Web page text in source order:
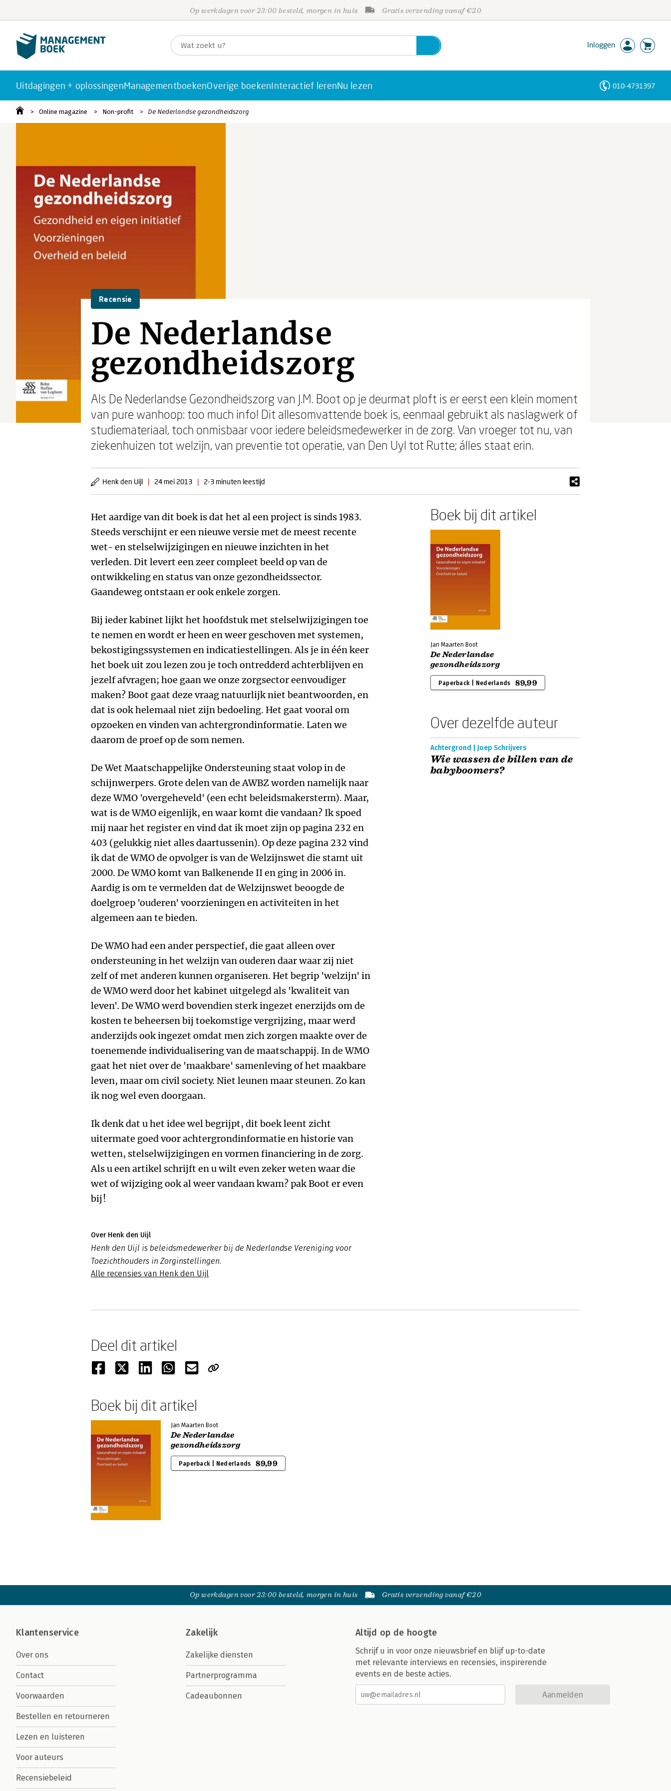
Op werkdagen voor 23:00 besteld, morgen in huis Gratis verzending vanaf €20
Inloggen
Uitdagingen + oplossingenManagementboekenOverige boekenInteractief lerenNu lezen 010-4731397
Online magazine Non-profit De Nederlandse gezondheidszorg
Recensie
De Nederlandse
gezondheidszorg
Als De Nederlandse Gezondheidszorg van J.M. Boot op je deurmat ploft is er eerst een klein moment
van pure wanhoop: too much info! Dit allesomvattende boek is, eenmaal gebruikt als naslagwerk of
studiemateriaal, toch onmisbaar voor iedere beleidsmedewerker in de zorg. Van vroeger tot nu, van
ziekenhuizen tot welzijn, van preventie tot operatie, van Den Uyl tot Rutte; álles staat erin.
Henk den Uijl | 24 mei 2013 | 2-3 minuten leestijd
Het aardige van dit boek is dat het al een project is sinds 1983.
Steeds verschijnt er een nieuwe versie met de meest recente
wet- en stelselwijzigingen en nieuwe inzichten in het
verleden. Dit levert een zeer compleet beeld op van de
ontwikkeling en status van onze gezondheidssector.
Gaandeweg ontstaan er ook enkele zorgen.
Bij ieder kabinet lijkt het hoofdstuk met stelselwijzigingen toe
te nemen en wordt er heen en weer geschoven met systemen,
bekostigingssystemen en indicatiestellingen. Als je in één keer
het boek uit zou lezen zou je toch ontredderd achterblijven en
jezelf afvragen; hoe gaan we onze zorgsector eenvoudiger
maken? Boot gaat deze vraag natuurlijk niet beantwoorden, en
dat is ook helemaal niet zijn bedoeling. Het gaat vooral om
opzoeken en vinden van achtergrondinformatie. Laten we
daarom de proef op de som nemen.
De Wet Maatschappelijke Ondersteuning staat volop in de
schijnwerpers. Grote delen van de AWBZ worden namelijk naar
deze WMO 'overgeheveld' (een echt beleidsmakersterm). Maar,
wat is de WMO eigenlijk, en waar komt die vandaan? Ik spoed
mij naar het register en vind dat ik moet zijn op pagina 232 en
403 (gelukkig niet alles daartussenin). Op deze pagina 232 vind
ik dat de WMO de opvolger is van de Welzijnswet die stamt uit
2000. De WMO komt van Balkenende II en ging in 2006 in.
Aardig is om te vermelden dat de Welzijnswet beoogde de
doelgroep 'ouderen' voorzieningen en activiteiten in het
algemeen aan te bieden.
De WMO had een ander perspectief, die gaat alleen over
ondersteuning in het welzijn van ouderen daar waar zij niet
zelf of met anderen kunnen organiseren. Het begrip 'welzijn' in
de WMO werd door het kabinet uitgelegd als 'kwaliteit van
leven'. De WMO werd bovendien sterk ingezet enerzijds om de
kosten te beheersen bij toekomstige vergrijzing, maar werd
anderzijds ook ingezet omdat men zich zorgen maakte over de
toenemende individualisering van de maatschappij. In de WMO
gaat het niet over de 'maakbare' samenleving of het maakbare
leven, maar om civil society. Niet leunen maar steunen. Zo kan
ik nog wel even doorgaan.
Ik denk dat u het idee wel begrijpt, dit boek leent zicht
uitermate goed voor achtergrondinformatie en historie van
wetten, stelselwijzigingen en vormen financiering in de zorg.
Als u een artikel schrijft en u wilt even zeker weten waar die
wet of wijziging ook al weer vandaan kwam? pak Boot er even
bij!
Over Henk den Uijl
Henk den Uijl is beleidsmedewerker bij de Nederlandse Vereniging voor
Toezichthouders in Zorginstellingen.
Alle recensies van Henk den Uijl
Boek bij dit artikel
Jan Maarten Boot
De Nederlandse
gezondheidszorg
Paperback | Nederlands 89,99
Over dezelfde auteur
Achtergrond | Joep Schrijvers
Wie wassen de billen van de
babyboomers?
Deel dit artikel
Boek bij dit artikel
Jan Maarten Boot
De Nederlandse
gezondheidszorg
Paperback | Nederlands 89,99
Op werkdagen voor 23:00 besteld, morgen in huis Gratis verzending vanaf €20
Klantenservice
Over ons
Contact
Voorwaarden
Bestellen en retourneren
Lezen en luisteren
Voor auteurs
Recensiebeleid
Zakelijk
Zakelijke diensten
Partnerprogramma
Cadeaubonnen
Altijd op de hoogte
Schrijf u in voor onze nieuwsbrief en blijf up-to-date
met relevante interviews en recensies, inspirerende
events en de beste acties.
Aanmelden
Personen